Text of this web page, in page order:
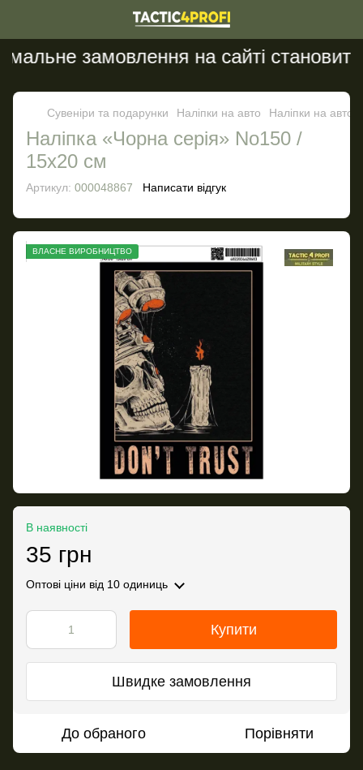
замовлення на сайті становить
Сувеніри та подарунки Наліпки на авто Наліпки на авто
Налiпка «Чорна серія» No150 /
15х20 см
Артикул: 000048867 Написати відгук
ВЛАСНЕ ВИРОБНИЦТВО
В наявності
35 грн
Оптові ціни від 10 одиниць
Купити
Швидке замовлення
До обраного Порівняти